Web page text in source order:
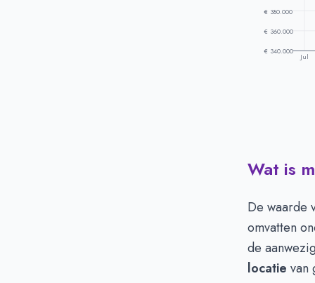
€ 380.000
€ 360.000
€ 340.000
Jul
Juli
€
Augustus
September
Oktober
€
November €
Wat is
De waarde
omvatten
de
locatie van